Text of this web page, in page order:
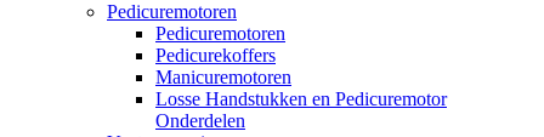
Pedicuremotoren
Pedicuremotoren
Pedicurekoffers
Manicuremotoren
Losse Handstukken en Pedicuremotor
Onderdelen